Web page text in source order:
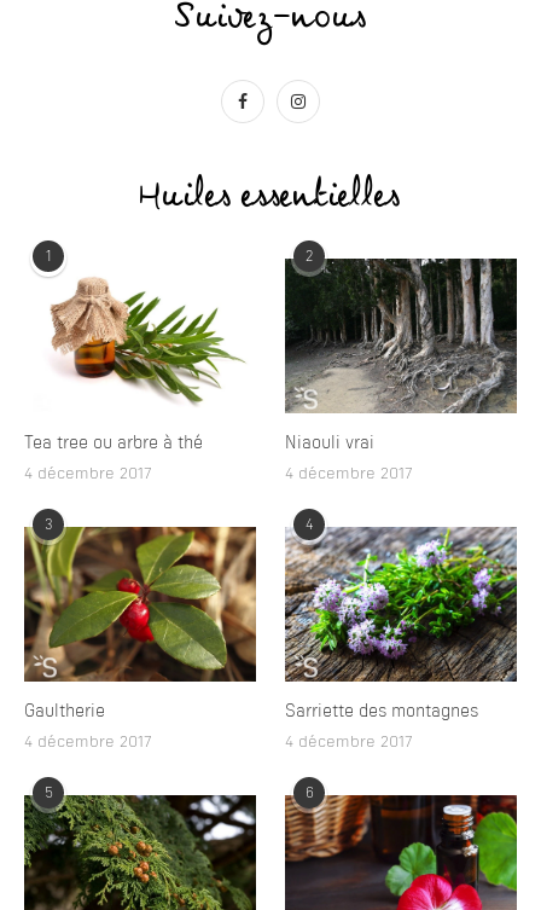
Suivez-nous
Huiles essentielles
1
Tea tree ou arbre à thé
4 décembre 2017
2
Niaouli vrai
4 décembre 2017
3
Gaultherie
4 décembre 2017
4
Sarriette des montagnes
4 décembre 2017
5 6